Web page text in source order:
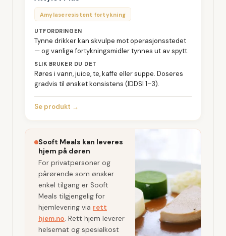
Amylaseresistent fortykning
UTFORDRINGEN
Tynne drikker kan skvulpe mot operasjonsstedet
— og vanlige fortykningsmidler tynnes ut av spytt.
SLIK BRUKER DU DET
Røres i vann, juice, te, kaffe eller suppe. Doseres
gradvis til ønsket konsistens (IDDSI 1–3).
Se produkt →
Sooft Meals kan leveres
hjem på døren
For privatpersoner og
pårørende som ønsker
enkel tilgang er Sooft
Meals tilgjengelig for
hjemlevering via rett
hjem.no. Rett hjem leverer
helsemat og spesialkost